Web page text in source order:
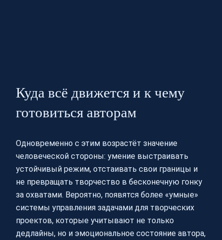
Куда всё движется и к чему
готовиться авторам
Одновременно с этим возрастёт значение
человеческой стороны: умение выстраивать
устойчивый режим, отстаивать свои границы и
не превращать творчество в бесконечную гонку
за охватами. Вероятно, появятся более «умные»
системы управления задачами для творческих
проектов, которые учитывают не только
дедлайны, но и эмоциональное состояние автора,